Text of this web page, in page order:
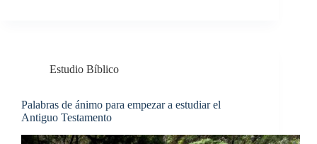
Estudio Bíblico
Palabras de ánimo para empezar a estudiar el
Antiguo Testamento